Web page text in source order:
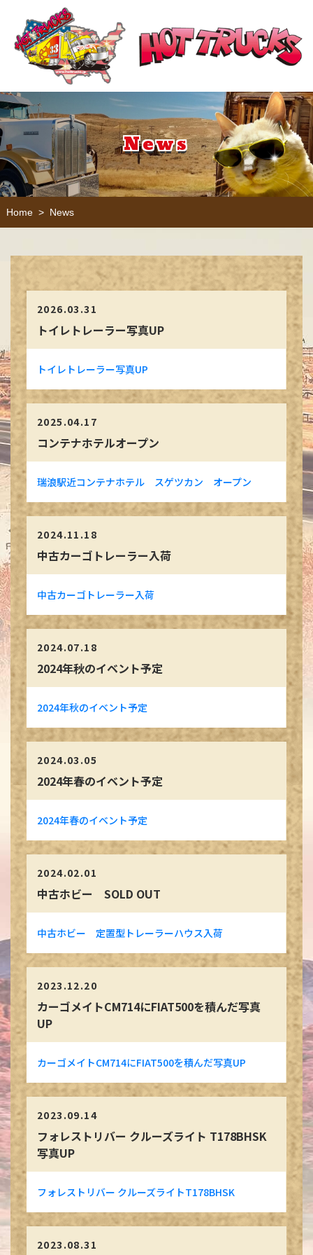
News
Home > News
2026.03.31
トイレトレーラー写真UP
トイレトレーラー写真UP
2025.04.17
コンテナホテルオープン
瑞浪駅近コンテナホテル スゲツカン オープン
2024.11.18
中古カーゴトレーラー入荷
中古カーゴトレーラー入荷
2024.07.18
2024年秋のイベント予定
2024年秋のイベント予定
2024.03.05
2024年春のイベント予定
2024年春のイベント予定
2024.02.01
中古ホビー SOLD OUT
中古ホビー 定置型トレーラーハウス入荷
2023.12.20
カーゴメイトCM714にFIAT500を積んだ写真
UP
カーゴメイトCM714にFIAT500を積んだ写真UP
2023.09.14
フォレストリバー クルーズライト T178BHSK
写真UP
フォレストリバー クルーズライトT178BHSK
2023.08.31